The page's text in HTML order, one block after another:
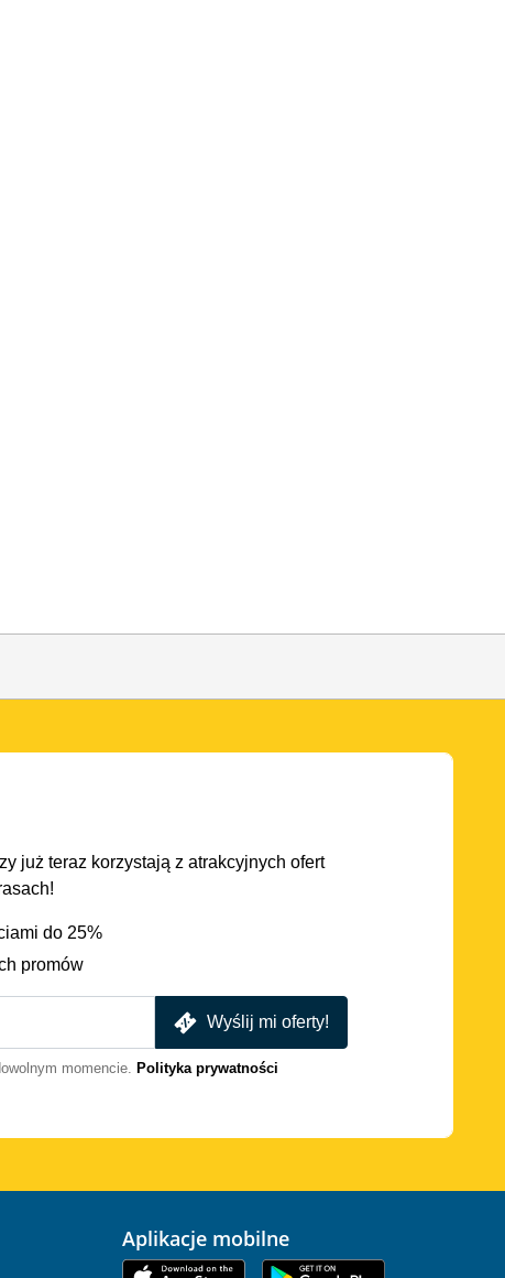
już teraz korzystają z atrakcyjnych ofert
do 25%
promów
Wyślij mi oferty!
momencie. Polityka prywatności
Aplikacje mobilne